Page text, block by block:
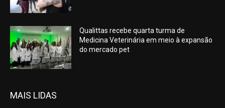
Qualittas recebe quarta turma de
Medicina Veterinária em meio à expansão
do mercado pet
MAIS LIDAS